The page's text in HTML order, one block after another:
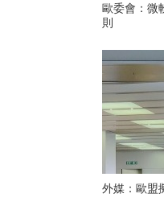
歐委會：微
則
外媒：歐盟